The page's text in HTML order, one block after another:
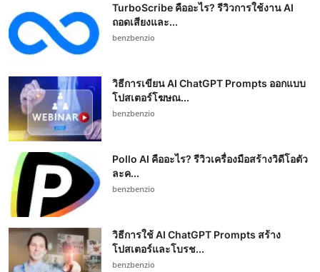
TurboScribe คืออะไร? รีวิวการใช้งาน AI
ถอดเสียงและ...
benzbenzio
วิธีการเขียน AI ChatGPT Prompts ออกแบบ
โปสเตอร์โฆษณ...
benzbenzio
Pollo AI คืออะไร? รีวิวเครื่องมือสร้างวิดีโอตัว
ละค...
benzbenzio
วิธีการใช้ AI ChatGPT Prompts สร้าง
โปสเตอร์และโบรช...
benzbenzio